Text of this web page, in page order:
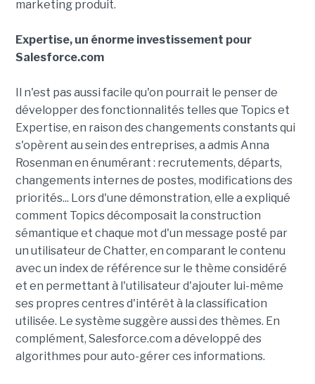
marketing produit.
Expertise, un énorme investissement pour
Salesforce.com
Il n'est pas aussi facile qu'on pourrait le penser de
développer des fonctionnalités telles que Topics et
Expertise, en raison des changements constants qui
s'opèrent au sein des entreprises, a admis Anna
Rosenman en énumérant : recrutements, départs,
changements internes de postes, modifications des
priorités... Lors d'une démonstration, elle a expliqué
comment Topics décomposait la construction
sémantique et chaque mot d'un message posté par
un utilisateur de Chatter, en comparant le contenu
avec un index de référence sur le thème considéré
et en permettant à l'utilisateur d'ajouter lui-même
ses propres centres d'intérêt à la classification
utilisée. Le système suggère aussi des thèmes. En
complément, Salesforce.com a développé des
algorithmes pour auto-gérer ces informations.